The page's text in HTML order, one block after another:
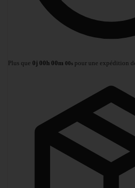
Plus que 0j 00h 00m 00s pour une expédition